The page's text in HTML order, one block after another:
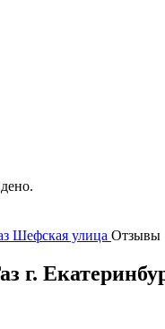
Шефская улица Отзывы
г.